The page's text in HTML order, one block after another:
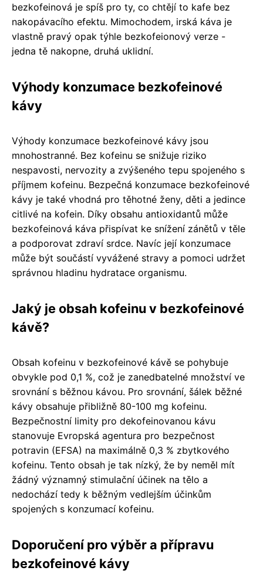
bezkofeinová je spíš pro ty, co chtějí to kafe bez
nakopávacího efektu. Mimochodem, irská káva je
vlastně pravý opak týhle bezkofeionový verze -
jedna tě nakopne, druhá uklidní.
Výhody konzumace bezkofeinové
kávy
Výhody konzumace bezkofeinové kávy jsou
mnohostranné. Bez kofeinu se snižuje riziko
nespavosti, nervozity a zvýšeného tepu spojeného s
příjmem kofeinu. Bezpečná konzumace bezkofeinové
kávy je také vhodná pro těhotné ženy, děti a jedince
citlivé na kofein. Díky obsahu antioxidantů může
bezkofeinová káva přispívat ke snížení zánětů v těle
a podporovat zdraví srdce. Navíc její konzumace
může být součástí vyvážené stravy a pomoci udržet
správnou hladinu hydratace organismu.
Jaký je obsah kofeinu v bezkofeinové
kávě?
Obsah kofeinu v bezkofeinové kávě se pohybuje
obvykle pod 0,1 %, což je zanedbatelné množství ve
srovnání s běžnou kávou. Pro srovnání, šálek běžné
kávy obsahuje přibližně 80-100 mg kofeinu.
Bezpečnostní limity pro dekofeinovanou kávu
stanovuje Evropská agentura pro bezpečnost
potravin (EFSA) na maximálně 0,3 % zbytkového
kofeinu. Tento obsah je tak nízký, že by neměl mít
žádný významný stimulační účinek na tělo a
nedochází tedy k běžným vedlejším účinkům
spojených s konzumací kofeinu.
Doporučení pro výběr a přípravu
bezkofeinové kávy